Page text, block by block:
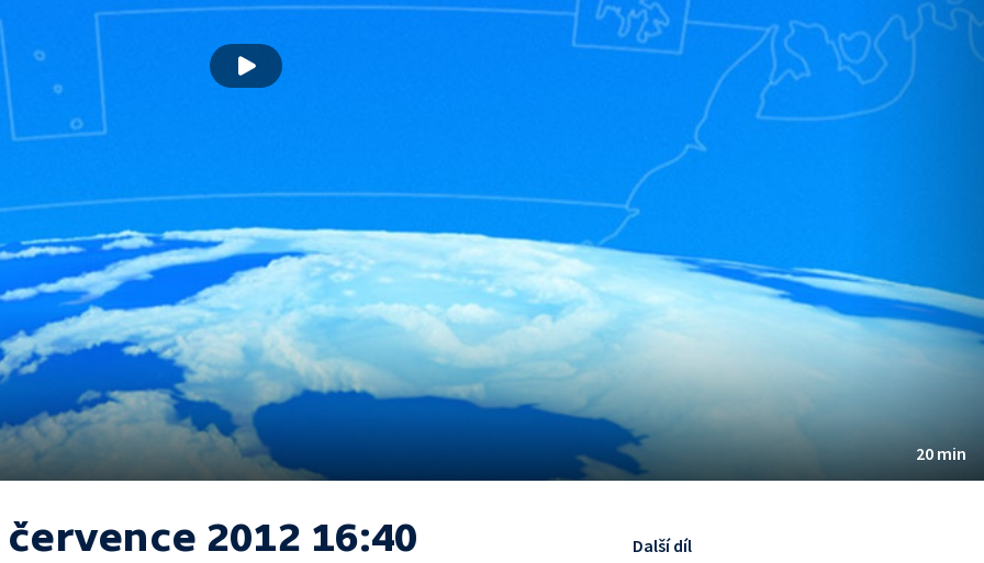
20 min
července 2012 16:40 Další díl